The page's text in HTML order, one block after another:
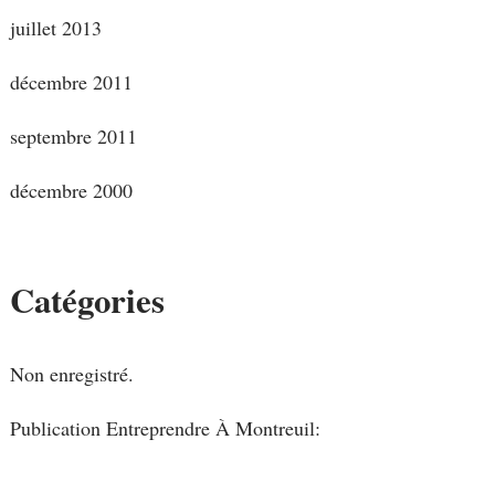
juillet 2013
décembre 2011
septembre 2011
décembre 2000
Catégories
Non enregistré.
Publication Entreprendre À Montreuil: